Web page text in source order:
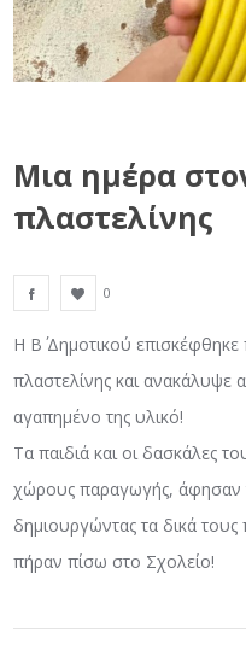
Μια ημέρα
πλαστελίνης
0
Η Β΄ Δημοτικού
πλαστελίνης και ανακάλυψε
αγαπημένο της υλικό!
Τα παιδιά και οι δασκάλες
χώρους παραγωγής, άφησαν
δημιουργώντας τα δικά
πήραν πίσω στο Σχολείο!